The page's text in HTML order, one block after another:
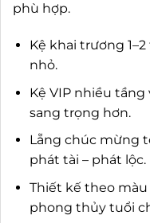
phù hợp.
Kệ khai trương
nhỏ.
Kệ VIP nhiều tầng
sang trọng hơn.
Lẵng chúc mừng
phát tài – phát lộc.
Thiết kế theo
phong thủy tuổi